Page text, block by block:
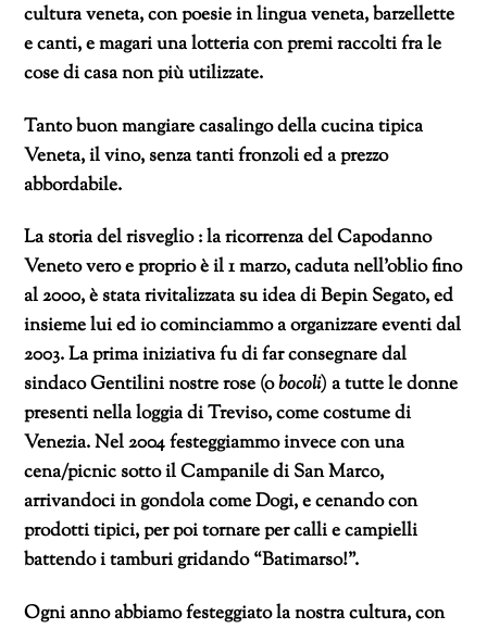
cultura veneta, con poesie in lingua veneta, barzellette
e canti, e magari una lotteria con premi raccolti fra le
cose di casa non più utilizzate.
Tanto buon mangiare casalingo della cucina tipica
Veneta, il vino, senza tanti fronzoli ed a prezzo
abbordabile.
La storia del risveglio : la ricorrenza del Capodanno
Veneto vero e proprio è il 1 marzo, caduta nell’oblio fino
al 2000, è stata rivitalizzata su idea di Bepin Segato, ed
insieme lui ed io cominciammo a organizzare eventi dal
2003. La prima iniziativa fu di far consegnare dal
sindaco Gentilini nostre rose (obocoli) a tutte le donne
presenti nella loggia di Treviso, come costume di
Venezia. Nel 2004 festeggiammo invece con una
cena/picnic sotto il Campanile di San Marco,
arrivandoci in gondola come Dogi, e cenando con
prodotti tipici, per poi tornare per calli e campielli
battendo i tamburi gridando “Batimarso!”.
Ogni anno abbiamo festeggiato la nostra cultura, con